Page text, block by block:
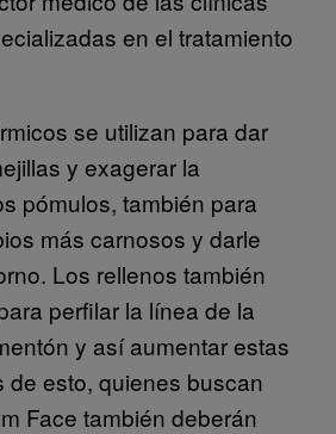
en el tratamiento
se utilizan para dar
y exagerar la
pómulos, también para
más carnosos y darle
Los rellenos también
perfilar la línea de la
y así aumentar estas
de esto, quienes buscan
Face también deberán